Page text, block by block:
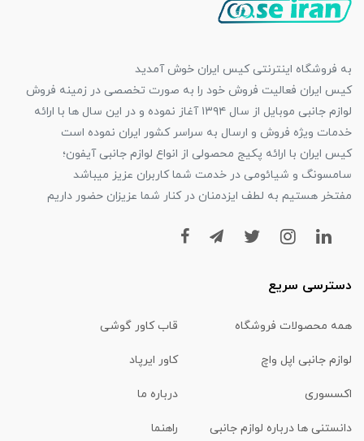
به فروشگاه اینترنتی کیس ایران خوش آمدید
کیس ایران فعالیت فروش خود را به صورت تخصصی در زمینه فروش
لوازم جانبی موبایل از سال ۱۳۹۴ آغاز نموده و در این سال ها با ارائه
خدمات ویژه فروش و ارسال به سراسر کشور ایران نموده است
کیس ایران با ارائه پکیج محصولی از انواع لوازم جانبی آیفون؛
سامسونگ و شیائومی در خدمت شما کاربران عزیز میباشد
مفتخر هستیم به لطف ایزدمنان در کنار شما عزیزان حضور داریم
دسترسی سریع
همه محصولات فروشگاه قاب کاور گوشی
لوازم جانبی اپل واچ کاور ایرپاد
اکسسوری درباره ما
دانستنی ها درباره لوازم جانبی راهنما